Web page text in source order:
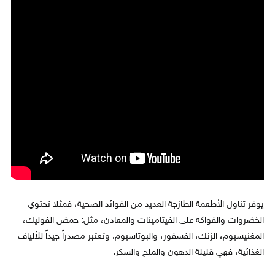
يوفر تناول الأطعمة الطازجة العديد من الفوائد الصحية، فمثلا تحتوي
الخضروات والفواكه على الفيتامينات والمعادن، مثل: حمض الفوليك،
المغنيسيوم، الزنك، الفسفور، والبوتاسيوم. وتعتبر مصدراً جيداً للألياف
الغذائية، فهي قليلة الدهون والملح والسكر.